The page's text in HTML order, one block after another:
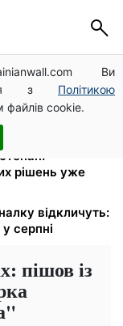
Ви
з Політикою
файлів cookie.
єЯсла: ПФУ
1-3 роки
комуналку:
рішень уже
відкличуть:
серпні
пішов із